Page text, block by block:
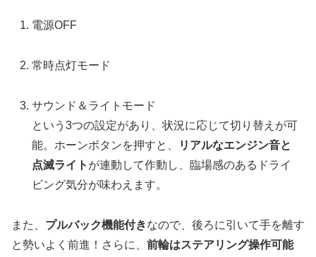
電源OFF
常時点灯モード
サウンド＆ライトモード
という3つの設定があり、状況に応じて切り替えが可
能。ホーンボタンを押すと、
リアルなエンジン音と
点滅ライト が連動して作動し、臨場感のあるドライ
ビング気分が味わえます。
また、 プルバック機能付きなので、後ろに引いて手を離す
と勢いよく前進！さらに、 前輪はステアリング操作可能